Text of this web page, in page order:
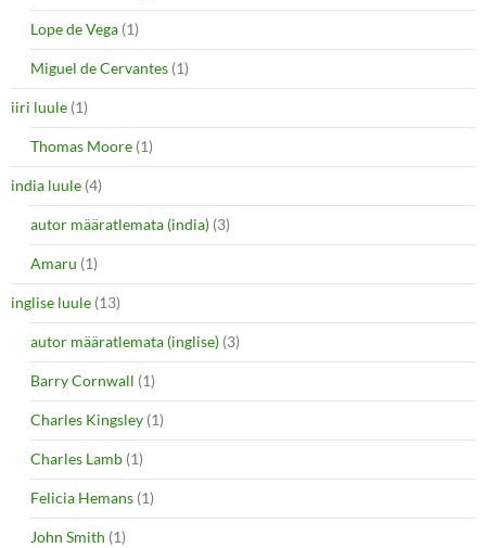
Lope de Vega (1)
Miguel de Cervantes (1)
iiri luule (1)
Thomas Moore (1)
india luule (4)
autor määratlemata (india) (3)
Amaru (1)
inglise luule (13)
autor määratlemata (inglise) (3)
Barry Cornwall (1)
Charles Kingsley (1)
Charles Lamb (1)
Felicia Hemans (1)
John Smith (1)